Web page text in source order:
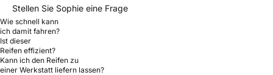
Stellen Sie Sophie eine Frage
Wie schnell kann
ich damit fahren?
Ist dieser
Reifen effizient?
Kann ich den Reifen zu
einer Werkstatt liefern lassen?